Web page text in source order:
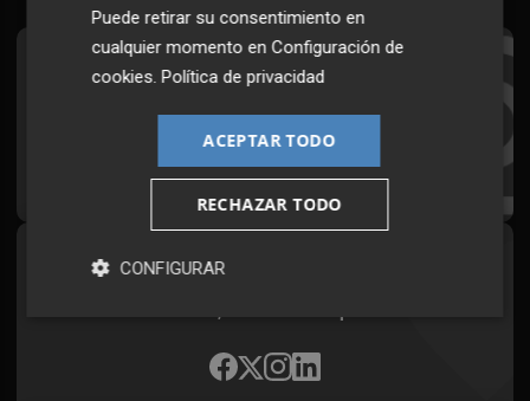
Suscríbete al Boletín
Todos los días a primera hora en tu email
¡Quiero suscribirme!
Síguenos en redes
Puede retirar su consentimiento en
cualquier momento enConfiguración de
cookies .Política de privacidad
ACEPTAR TODO
RECHAZAR TODO
CONFIGURAR